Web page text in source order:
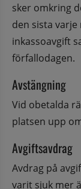
sker omkring
den sista
inkassoavgift
förfallodagen.
Avstängning
Vid obetalda
platsen upp
Avgiftsavdrag
Avdrag på
varit sjuk mer